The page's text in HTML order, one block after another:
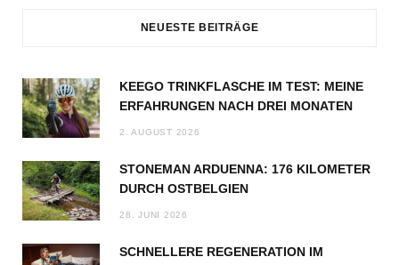
NEUESTE BEITRÄGE
KEEGO TRINKFLASCHE IM TEST: MEINE
ERFAHRUNGEN NACH DREI MONATEN
2. AUGUST 2026
STONEMAN ARDUENNA: 176 KILOMETER
DURCH OSTBELGIEN
28. JUNI 2026
SCHNELLERE REGENERATION IM